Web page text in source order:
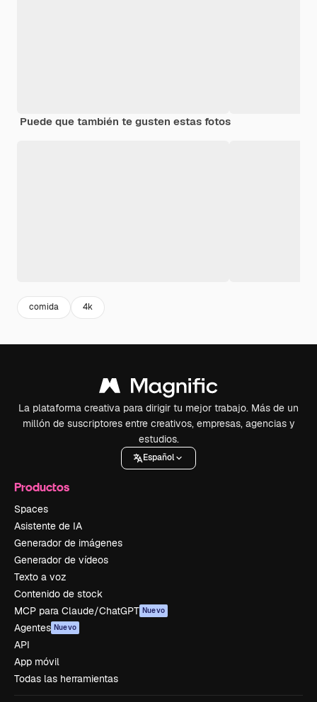
Puede que también te gusten estas fotos
comida 4k
La plataforma creativa para dirigir tu mejor trabajo. Más de un
millón de suscriptores entre creativos, empresas, agencias y
estudios.
Español
Productos
Spaces
Asistente de IA
Generador de imágenes
Generador de vídeos
Texto a voz
Contenido de stock
MCP para Claude/ChatGPT Nuevo
Agentes Nuevo
API
App móvil
Todas las herramientas